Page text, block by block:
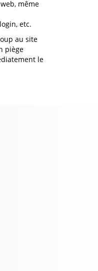
même
etc.
au site
piège
le